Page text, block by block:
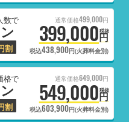
数で
割
通常価格499,000円
399,000円
税抜
税込438,900円(火葬料金別)
格で
割
通常価格649,000円
549,000円
税抜
税込603,900円(火葬料金別)